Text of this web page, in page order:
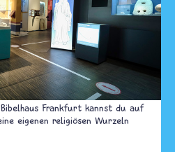
Frankfurt kannst du auf
eigenen religiösen Wurzeln